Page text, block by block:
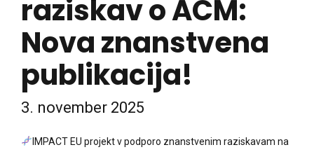
raziskav o ACM:
Nova znanstvena
publikacija!
3. november 2025
IMPACT EU projekt v podporo znanstvenim raziskavam na